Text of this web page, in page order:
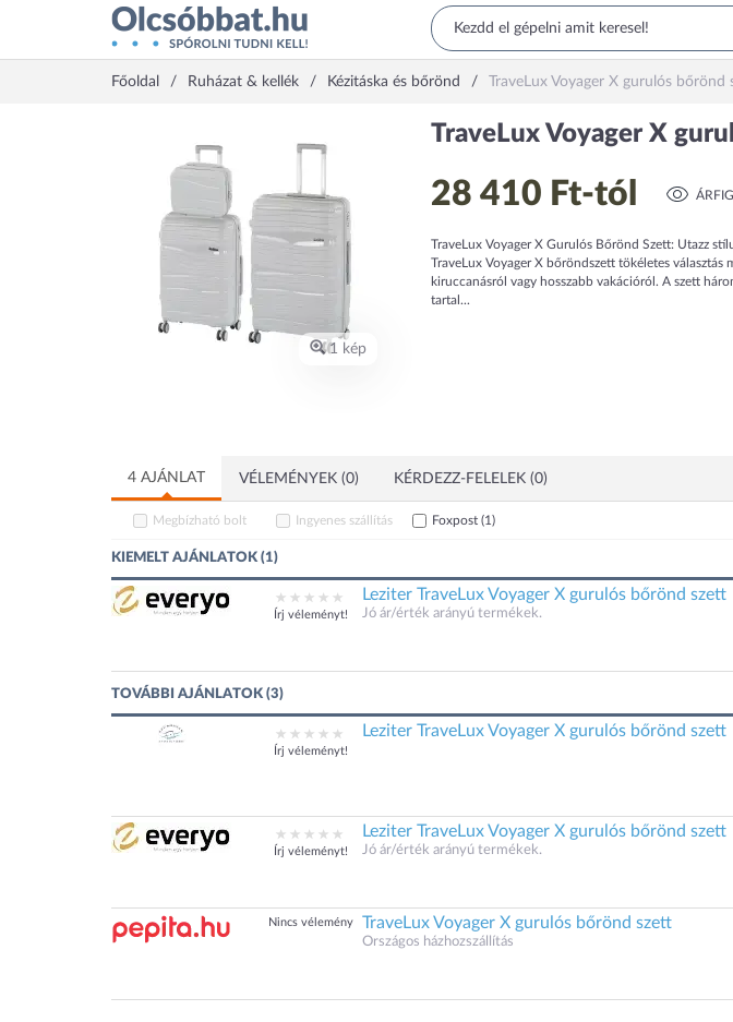
Főoldal Ruházat & kellék Kézitáska és bőrönd TraveLux Voyager X gurulós bőrönd
1 kép
TraveLux Voyager X
28 410 Ft-tól
TraveLux Voyager X Gurulós Bőrönd Szett: Utazz
TraveLux Voyager X bőröndszett tökéletes választás
kiruccanásról vagy hosszabb vakációról. A szett
tartal...
4 AJÁNLAT VÉLEMÉNYEK (0) KÉRDEZZ-FELELEK (0)
Megbízható bolt Ingyenes szállítás Foxpost (1)
KIEMELT AJÁNLATOK (1)
Írj véleményt!
Leziter TraveLux Voyager X gurulós bőrönd szett
Jó ár/érték arányú termékek.
TOVÁBBI AJÁNLATOK (3)
Írj véleményt!
Leziter TraveLux Voyager X gurulós bőrönd szett
Írj véleményt!
Leziter TraveLux Voyager X gurulós bőrönd szett
Jó ár/érték arányú termékek.
Nincs vélemény TraveLux Voyager X gurulós bőrönd szett
Országos házhozszállítás